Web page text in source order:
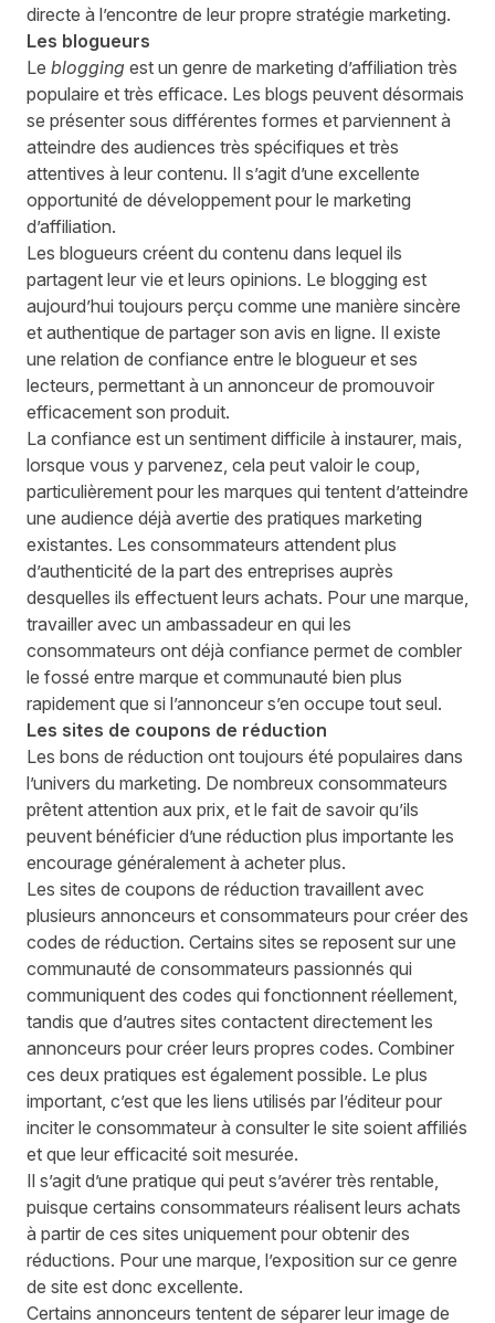
directe à l’encontre de leur propre stratégie marketing.
Les blogueurs
Le blogging est un genre de marketing d’affiliation très
populaire et très efficace. Les blogs peuvent désormais
se présenter sous différentes formes et parviennent à
atteindre des audiences très spécifiques et très
attentives à leur contenu. Il s’agit d’une excellente
opportunité de développement pour le marketing
d’affiliation.
Les blogueurs créent du contenu dans lequel ils
partagent leur vie et leurs opinions. Le blogging est
aujourd’hui toujours perçu comme une manière sincère
et authentique de partager son avis en ligne. Il existe
une relation de confiance entre le blogueur et ses
lecteurs, permettant à un annonceur de promouvoir
efficacement son produit.
La confiance est un sentiment difficile à instaurer, mais,
lorsque vous y parvenez, cela peut valoir le coup,
particulièrement pour les marques qui tentent d’atteindre
une audience déjà avertie des pratiques marketing
existantes. Les consommateurs attendent plus
d’authenticité de la part des entreprises auprès
desquelles ils effectuent leurs achats. Pour une marque,
travailler avec un ambassadeur en qui les
consommateurs ont déjà confiance permet de combler
le fossé entre marque et communauté bien plus
rapidement que si l’annonceur s’en occupe tout seul.
Les sites de coupons de réduction
Les bons de réduction ont toujours été populaires dans
l’univers du marketing. De nombreux consommateurs
prêtent attention aux prix, et le fait de savoir qu’ils
peuvent bénéficier d’une réduction plus importante les
encourage généralement à acheter plus.
Les sites de coupons de réduction travaillent avec
plusieurs annonceurs et consommateurs pour créer des
codes de réduction. Certains sites se reposent sur une
communauté de consommateurs passionnés qui
communiquent des codes qui fonctionnent réellement,
tandis que d’autres sites contactent directement les
annonceurs pour créer leurs propres codes. Combiner
ces deux pratiques est également possible. Le plus
important, c’est que les liens utilisés par l’éditeur pour
inciter le consommateur à consulter le site soient affiliés
et que leur efficacité soit mesurée.
Il s’agit d’une pratique qui peut s’avérer très rentable,
puisque certains consommateurs réalisent leurs achats
à partir de ces sites uniquement pour obtenir des
réductions. Pour une marque, l’exposition sur ce genre
de site est donc excellente.
Certains annonceurs tentent de séparer leur image de